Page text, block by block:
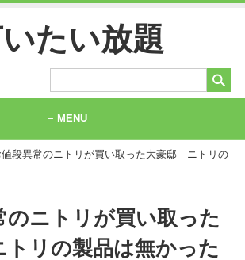
たい放題
≡ MENU
ホーム
お問い合わせ
段異常のニトリが買い取った大豪邸 ニトリの
のニトリが買い取った
リの製品は無かった